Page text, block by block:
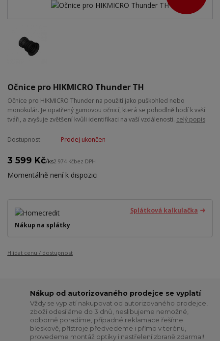
Očnice pro HIKMICRO Thunder TH
Očnice pro HIKMICRO Thunder na použití jako puškohled nebo
monokulár. Je opatřený gumovou očnicí, která se pohodlně hodí k vaší
tváři, a zvyšuje zvětšení kvůli identifikaci na vaší vzdálenosti. celý popis
Dostupnost Prodej ukončen
3 599 Kč/ks2 974 Kčbez DPH
Momentálně není k dispozici
Splátková kalkulačka
Nákup na splátky
Hlídat cenu / dostupnost
Nákup od autorizovaného prodejce se vyplatí
Vždy se vyplatí nakupovat od autorizovaného prodejce,
zboží odesíláme do 3 dnů, neslibujeme nemožné,
odborně poradíme, případné reklamace řešíme
bleskově, přístroje předvedeme i přímo v terénu,
provedeme montáž optiky i nastřelení zbraně zdarma!!